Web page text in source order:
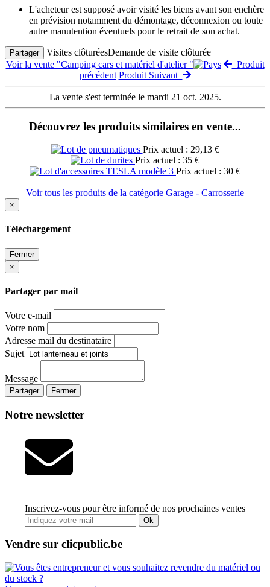
L'acheteur est supposé avoir visité les biens avant son enchère
en prévision notamment du démontage, déconnexion ou toute
autre manutention éventuels pour le retrait de son achat.
Partager Visites clôturéesDemande de visite clôturée
Voir la vente "Camping cars et matériel d'atelier "
Produit
précédent Produit Suivant
La vente s'est terminée le mardi 21 oct. 2025.
Découvrez les produits similaires en vente...
Prix actuel : 29,13 €
Prix actuel : 35 €
Prix actuel : 30 €
Voir tous les produits de la catégorie Garage - Carrosserie
×
Téléchargement
Fermer
×
Partager par mail
Votre e-mail
Votre nom
Adresse mail du destinataire
Sujet
Message
Partager Fermer
Notre newsletter
Inscrivez-vous pour être informé de nos prochaines ventes
Ok
Vendre sur clicpublic.be